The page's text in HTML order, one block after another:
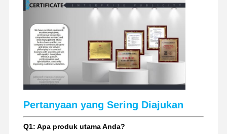
Pertanyaan yang Sering Diajukan
Q1: Apa produk utama Anda?